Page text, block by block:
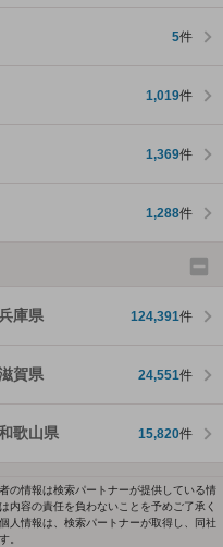
5件
1,019件
1,369件
1,288件
庫県 124,391件
賀県 24,551件
歌山県 15,820件
の情報は検索パートナーが提供している情
内容の責任を負わないことを予めご了承く
人情報は、検索パートナーが取得し、同社
。